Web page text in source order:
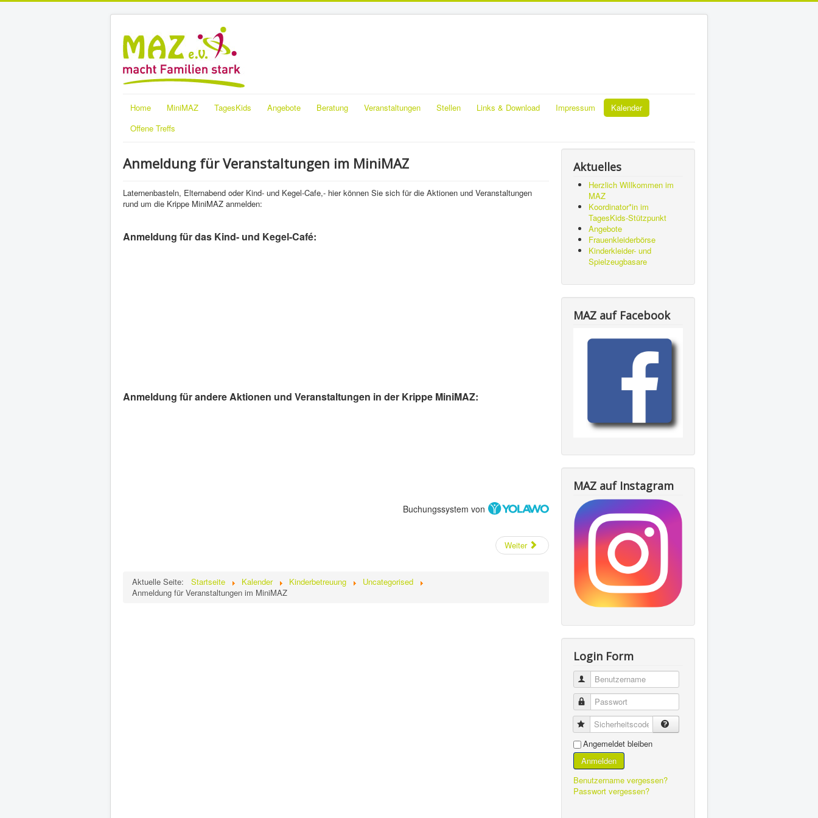
Home MiniMAZ TagesKids Angebote Beratung Veranstaltungen Stellen Links & Download Impressum
Kalender
Offene Treffs
Anmeldung für Veranstaltungen im MiniMAZ
Laternenbasteln, Elternabend oder Kind- und Kegel-Cafe,- hier können Sie sich für die Aktionen und Veranstaltungen
rund um die Krippe MiniMAZ anmelden:
Anmeldung für das Kind- und Kegel-Café:
Anmeldung für andere Aktionen und Veranstaltungen in der Krippe MiniMAZ:
Buchungssystem von
Weiter
Aktuelle Seite: Startseite Kalender Kinderbetreuung
Uncategorised
Anmeldung für Veranstaltungen im MiniMAZ
Aktuelles
Herzlich Willkommen im
MAZ
Koordinator*in im
TagesKids-Stützpunkt
Angebote
Frauenkleiderbörse
Kinderkleider- und
Spielzeugbasare
MAZ auf Facebook
MAZ auf Instagram
Login Form
Benutzername
Passwort
Sicherheitscode
Angemeldet bleiben
Anmelden
Benutzername vergessen?
Passwort vergessen?